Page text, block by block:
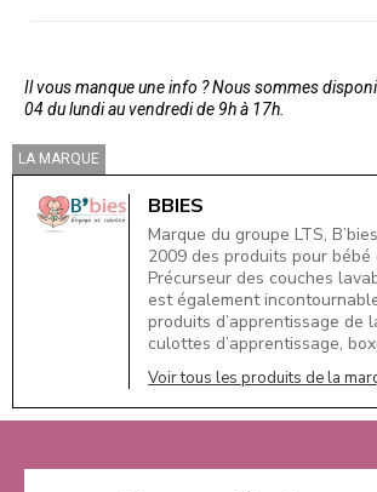
Il vous manque une info ? Nous sommes
04 du lundi au vendredi de 9h à 17h.
LA MARQUE
BBIES
Marque du groupe LTS,
2009 des produits pour bébé
Précurseur des couches
est également
produits d’apprentissage de
culottes d’apprentissage,
Voir tous les produits de la